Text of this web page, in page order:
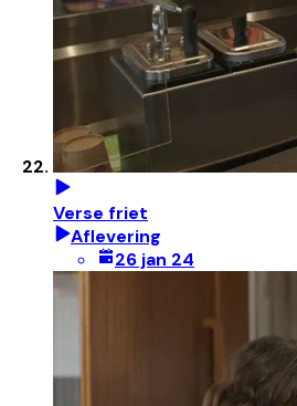
Verse friet
Aflevering
26 jan 24